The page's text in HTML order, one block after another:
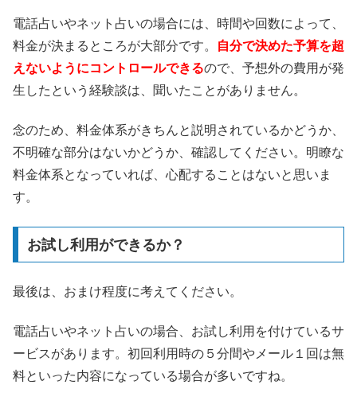
電話占いやネット占いの場合には、時間や回数によって、
料金が決まるところが大部分です。
自分で決めた予算を超
えないようにコントロールできるので、予想外の費用が発
生したという経験談は、聞いたことがありません。
念のため、料金体系がきちんと説明されているかどうか、
不明確な部分はないかどうか、確認してください。明瞭な
料金体系となっていれば、心配することはないと思いま
す。
お試し利用ができるか？
最後は、おまけ程度に考えてください。
電話占いやネット占いの場合、お試し利用を付けているサ
ービスがあります。初回利用時の５分間やメール１回は無
料といった内容になっている場合が多いですね。